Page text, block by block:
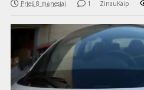
Prieš 8 mėnesiai 1 ZinauKaip